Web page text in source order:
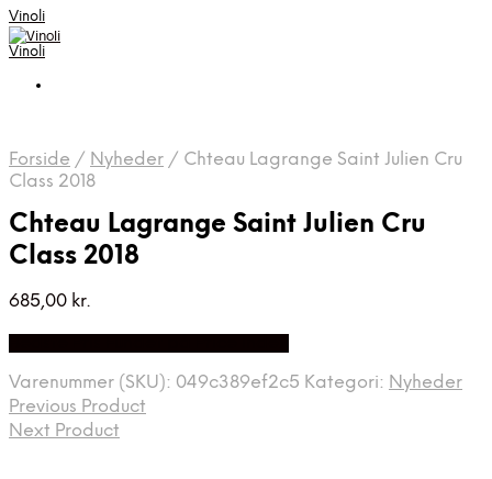
Vinoli
Vinoli
Forside / Nyheder / Chteau Lagrange Saint Julien Cru
Class 2018
Chteau Lagrange Saint Julien Cru
Class 2018
685,00 kr.
Varenummer (SKU): 049c389ef2c5 Kategori: Nyheder
Previous Product
Next Product